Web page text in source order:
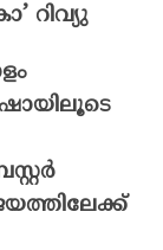
റിവ്യു